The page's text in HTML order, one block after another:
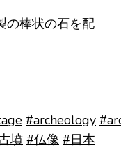
の棒状の石を配
#archeology
墳 #仏像 #日本